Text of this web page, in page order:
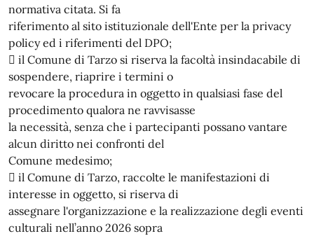
normativa citata. Si fa
riferimento al sito istituzionale dell'Ente per la privacy
policy ed i riferimenti del DPO;
 il Comune di Tarzo si riserva la facoltà insindacabile di
sospendere, riaprire i termini o
revocare la procedura in oggetto in qualsiasi fase del
procedimento qualora ne ravvisasse
la necessità, senza che i partecipanti possano vantare
alcun diritto nei confronti del
Comune medesimo;
 il Comune di Tarzo, raccolte le manifestazioni di
interesse in oggetto, si riserva di
assegnare l'organizzazione e la realizzazione degli eventi
culturali nell’anno 2026 sopra